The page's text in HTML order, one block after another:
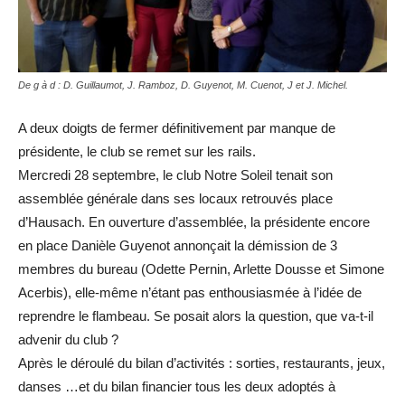
De g à d : D. Guillaumot, J. Ramboz, D. Guyenot, M. Cuenot, J et J. Michel.
A deux doigts de fermer définitivement par manque de
présidente, le club se remet sur les rails.
Mercredi 28 septembre, le club Notre Soleil tenait son
assemblée générale dans ses locaux retrouvés place
d’Hausach. En ouverture d’assemblée, la présidente encore
en place Danièle Guyenot annonçait la démission de 3
membres du bureau (Odette Pernin, Arlette Dousse et Simone
Acerbis), elle-même n’étant pas enthousiasmée à l’idée de
reprendre le flambeau. Se posait alors la question, que va-t-il
advenir du club ?
Après le déroulé du bilan d’activités : sorties, restaurants, jeux,
danses …et du bilan financier tous les deux adoptés à